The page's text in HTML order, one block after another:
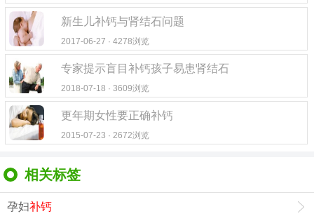
新生儿补钙与肾结石问题
2017-06-27 · 4278浏览
专家提示盲目补钙孩子易患肾结石
2018-07-18 · 3609浏览
更年期女性要正确补钙
2015-07-23 · 2672浏览
相关标签
孕妇补钙